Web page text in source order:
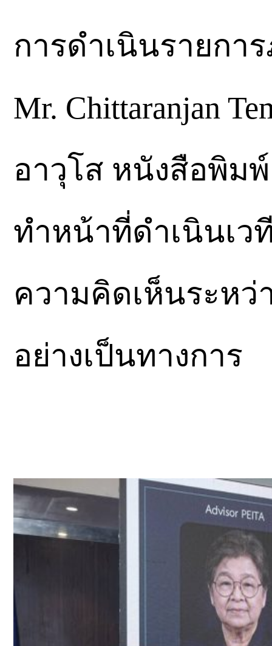
การดำเนินรายกา
Mr. Chittaranjan
อาวุโส หนังสือพิมพ์
ทำหน้าที่ดำเนินเว
ความคิดเห็นระหว่
อย่างเป็นทางการ